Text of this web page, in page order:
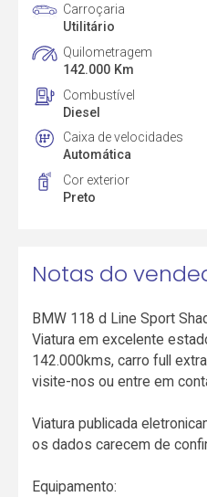
Carroçaria
Utilitário
Quilometragem
142.000 Km
Combustível
Diesel
Caixa de velocidades
Automática
Cor exterior
Preto
Notas do
BMW 118 d Line Sport
Viatura em excelente
142.000kms, carro full
visite-nos ou entre em
Viatura publicada
os dados carecem de
Equipamento: